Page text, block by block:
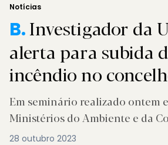
Notícias
B.Investigador da
alerta para subida
incêndio no
Em seminário realizado ontem
Ministérios do Ambiente e da
28 outubro 2023